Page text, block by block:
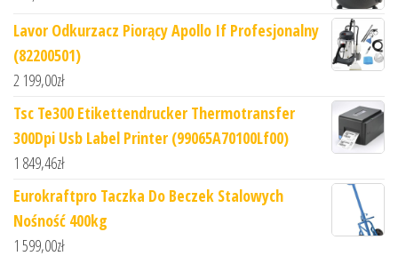
Lavor Odkurzacz Piorący Apollo If Profesjonalny
(82200501)
2 199,00zł
Tsc Te300 Etikettendrucker Thermotransfer
300Dpi Usb Label Printer (99065A70100Lf00)
1 849,46zł
Eurokraftpro Taczka Do Beczek Stalowych
Nośność 400kg
1 599,00zł